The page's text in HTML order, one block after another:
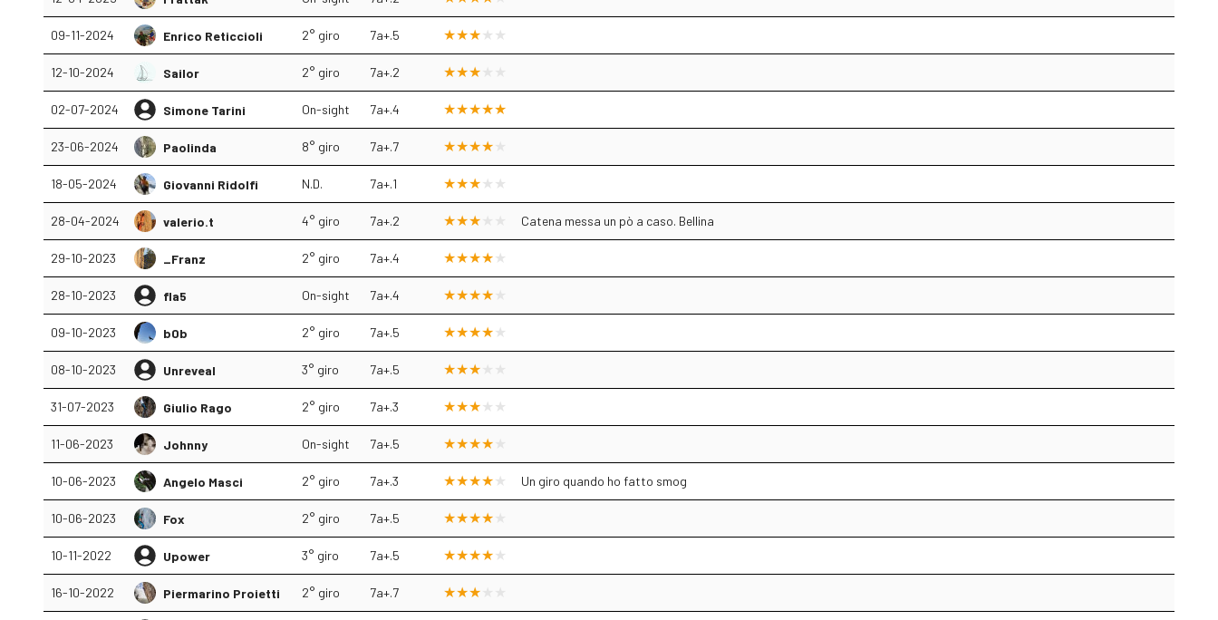
09-11-2024 Enrico Reticcioli 2° giro 7a+.5
12-10-2024 Sailor 2° giro 7a+.2
02-07-2024 Simone Tarini On-sight 7a+.4
23-06-2024 Paolinda 8° giro 7a+.7
18-05-2024 Giovanni Ridolfi N.D. 7a+.1
28-04-2024 valerio.t 4° giro 7a+.2 Catena messa un pò a caso. Bellina
29-10-2023 _Franz 2° giro 7a+.4
28-10-2023 fla5 On-sight 7a+.4
09-10-2023 b0b 2° giro 7a+.5
08-10-2023 Unreveal 3° giro 7a+.5
31-07-2023 Giulio Rago 2° giro 7a+.3
11-06-2023 Johnny On-sight 7a+.5
10-06-2023 Angelo Masci 2° giro 7a+.3 Un giro quando ho fatto smog
10-06-2023 Fox 2° giro 7a+.5
10-11-2022 Upower 3° giro 7a+.5
16-10-2022 Piermarino Proietti 2° giro 7a+.7